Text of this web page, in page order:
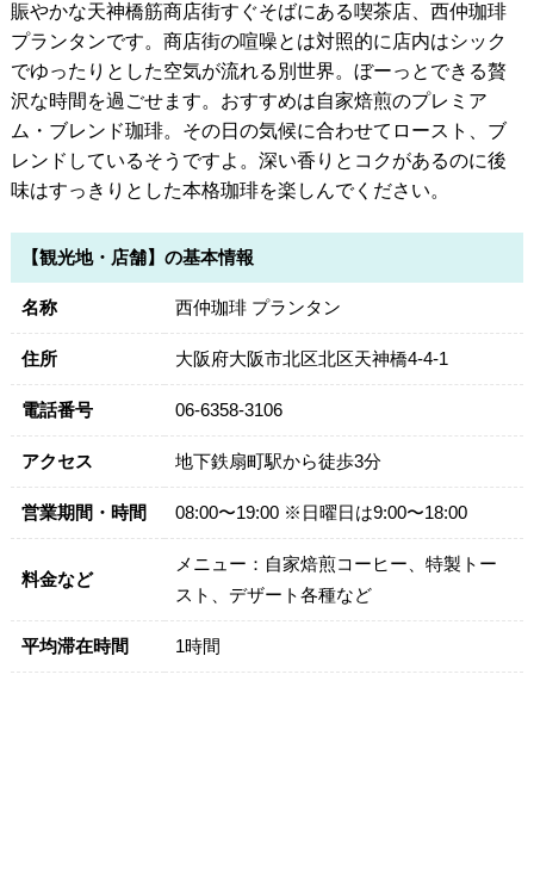
賑やかな天神橋筋商店街すぐそばにある喫茶店、西仲珈琲
プランタンです。商店街の喧噪とは対照的に店内はシック
でゆったりとした空気が流れる別世界。ぼーっとできる贅
沢な時間を過ごせます。おすすめは自家焙煎のプレミア
ム・ブレンド珈琲。その日の気候に合わせてロースト、ブ
レンドしているそうですよ。深い香りとコクがあるのに後
味はすっきりとした本格珈琲を楽しんでください。
【観光地・店舗】の基本情報
名称 西仲珈琲 プランタン
住所 大阪府大阪市北区北区天神橋4-4-1
電話番号 06-6358-3106
アクセス 地下鉄扇町駅から徒歩3分
営業期間・時間 08:00〜19:00 ※日曜日は9:00〜18:00
料金など
メニュー：自家焙煎コーヒー、特製トー
スト、デザート各種など
平均滞在時間 1時間